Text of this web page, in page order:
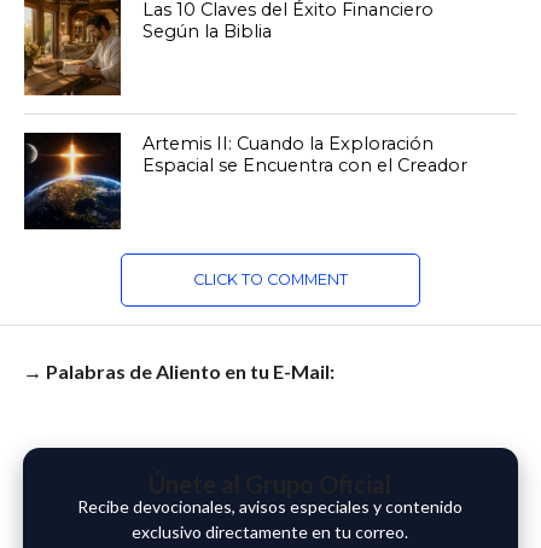
Las 10 Claves del Éxito Financiero
Según la Biblia
Artemis II: Cuando la Exploración
Espacial se Encuentra con el Creador
CLICK TO COMMENT
→ Palabras de Aliento en tu E-Mail:
Recibe devocionales, avisos especiales y contenido
exclusivo directamente en tu correo.